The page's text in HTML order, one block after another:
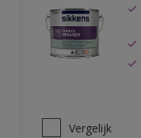
Vergelijk